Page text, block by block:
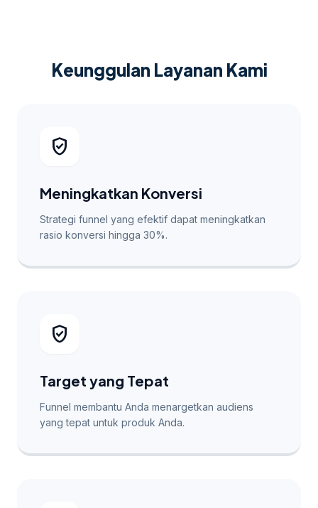
Keunggulan Layanan Kami
verified_user
Meningkatkan Konversi
Strategi funnel yang efektif dapat meningkatkan
rasio konversi hingga 30%.
verified_user
Target yang Tepat
Funnel membantu Anda menargetkan audiens
yang tepat untuk produk Anda.